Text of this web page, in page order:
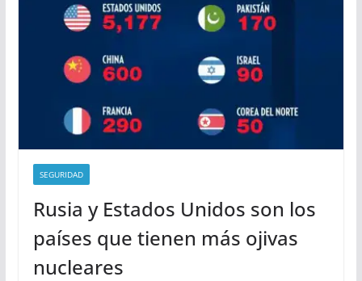
SEGURIDAD
Rusia y Estados Unidos son los
países que tienen más ojivas
nucleares